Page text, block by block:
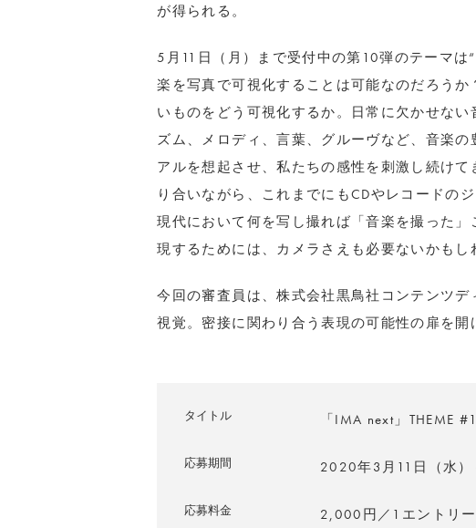
が得られる。
5月11日（月）まで受付中の第10弾のテーマは
楽を写真で可視化することは可能なのだろう
いものをどう可視化するか。日常に欠かせな
ズム、メロディ、言葉、グルーヴなど、音楽
アルを想起させ、私たちの感性を刺激し続け
り合いながら、これまでにもCDやレコードの
現代において何を写し撮れば「音楽を撮った
現するためには、カメラさえも必要ないかもし
今回の審査員は、株式会社黒鳥社コンテンツ
視覚。密接に関わり合う表現の可能性の扉を開
タイトル 「IMA next」THEME
応募期間 2020年3月11日（水）
応募料金 2,000円／1エントリー